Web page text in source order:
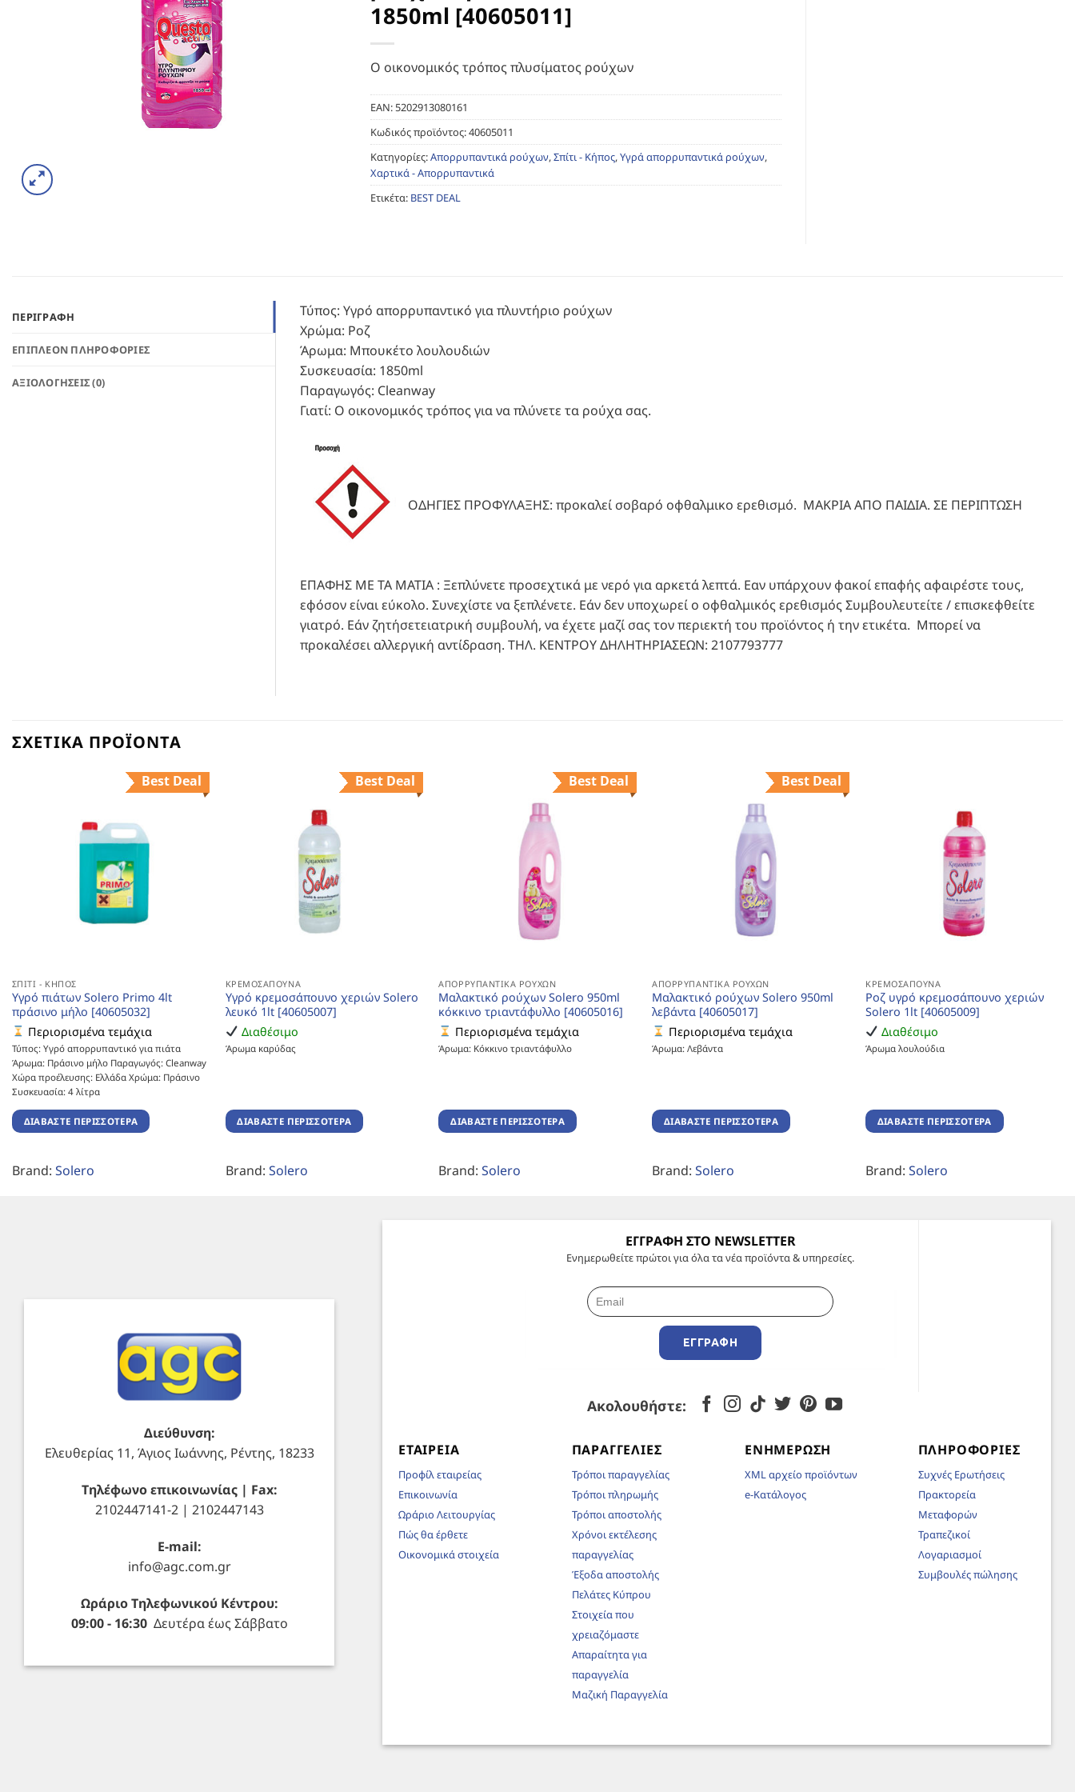
1850ml [40605011]
Ο οικονομικός τρόπος πλυσίματος ρούχων
EAN:5202913080161
Κωδικός προϊόντος:40605011
Κατηγορίες:Απορρυπαντικά ρούχων,Σπίτι - Κήπος,Υγρά απορρυπαντικά ρούχων,
Χαρτικά - Απορρυπαντικά
Ετικέτα: BEST DEAL
ΠΕΡΙΓΡΑΦΉ
ΕΠΙΠΛΈΟΝ ΠΛΗΡΟΦΟΡΊΕΣ
ΑΞΙΟΛΟΓΉΣΕΙΣ (0)
Τύπος: Υγρό απορρυπαντικό για πλυντήριο ρούχων
Χρώμα: Ροζ
Άρωμα: Μπουκέτο λουλουδιών
Συσκευασία: 1850ml
Παραγωγός: Cleanway
Γιατί: Ο οικονομικός τρόπος για να πλύνετε τα ρούχα σας.
ΟΔΗΓΙΕΣ ΠΡΟΦΥΛΑΞΗΣ: προκαλεί σοβαρό οφθαλμικο ερεθισμό. ΜΑΚΡΙΑ ΑΠΟ ΠΑΙΔΙΑ. ΣΕ ΠΕΡΙΠΤΩΣΗ
ΕΠΑΦΗΣ ΜΕ ΤΑ ΜΑΤΙΑ : Ξεπλύνετε προσεχτικά με νερό για αρκετά λεπτά. Εαν υπάρχουν φακοί επαφής αφαιρέστε τους,
εφόσον είναι εύκολο. Συνεχίστε να ξεπλένετε. Εάν δεν υποχωρεί ο οφθαλμικός ερεθισμός Συμβουλευτείτε / επισκεφθείτε
γιατρό. Εάν ζητήσετειατρική συμβουλή, να έχετε μαζί σας τον περιεκτή του προϊόντος ή την ετικέτα. Μπορεί να
προκαλέσει αλλεργική αντίδραση. ΤΗΛ. ΚΕΝΤΡΟΥ ΔΗΛΗΤΗΡΙΑΣΕΩΝ: 2107793777
ΣΧΕΤΙΚΆ ΠΡΟΪΌΝΤΑ
Best Deal
ΣΠΊΤΙ - ΚΉΠΟΣ
Υγρό πιάτων Solero Primo 4lt
πράσινο μήλο [40605032]
Περιορισμένα τεμάχια
Τύπος: Υγρό απορρυπαντικό για πιάτα
Άρωμα: Πράσινο μήλο Παραγωγός: Cleanway
Χώρα προέλευσης: Ελλάδα Χρώμα: Πράσινο
Συσκευασία: 4 λίτρα
ΔΙΑΒΆΣΤΕ ΠΕΡΙΣΣΌΤΕΡΑ
Brand: Solero
Best Deal
ΚΡΕΜΟΣΆΠΟΥΝΑ
Υγρό κρεμοσάπουνο χεριών Solero
λευκό 1lt [40605007]
Διαθέσιμο
Άρωμα καρύδας
ΔΙΑΒΆΣΤΕ ΠΕΡΙΣΣΌΤΕΡΑ
Brand: Solero
Best Deal
ΑΠΟΡΡΥΠΑΝΤΙΚΆ ΡΟΎΧΩΝ
Μαλακτικό ρούχων Solero 950ml
κόκκινο τριαντάφυλλο [40605016]
Περιορισμένα τεμάχια
Άρωμα: Κόκκινο τριαντάφυλλο
ΔΙΑΒΆΣΤΕ ΠΕΡΙΣΣΌΤΕΡΑ
Brand:Solero
Best Deal
ΑΠΟΡΡΥΠΑΝΤΙΚΆ ΡΟΎΧΩΝ
Μαλακτικό ρούχων Solero 950ml
λεβάντα [40605017]
Περιορισμένα τεμάχια
Άρωμα: Λεβάντα
ΔΙΑΒΆΣΤΕ ΠΕΡΙΣΣΌΤΕΡΑ
Brand:Solero
ΚΡΕΜΟΣΆΠΟΥΝΑ
Ροζ υγρό κρεμοσάπουνο χεριών
Solero 1lt [40605009]
Διαθέσιμο
Άρωμα λουλούδια
ΔΙΑΒΆΣΤΕ ΠΕΡΙΣΣΌΤΕΡΑ
Brand: Solero
Διεύθυνση:
Ελευθερίας 11, Άγιος Ιωάννης, Ρέντης, 18233
Τηλέφωνο επικοινωνίας | Fax:
2102447141-2 | 2102447143
E-mail:
info@agc.com.gr
Ωράριο Τηλεφωνικού Κέντρου:
09:00 - 16:30Δευτέρα έως Σάββατο
ΕΓΓΡΑΦΗ ΣΤΟ NEWSLETTER
Ενημερωθείτε πρώτοι για όλα τα νέα προϊόντα & υπηρεσίες.
ΕΓΓΡΑΦΉ
Ακολουθήστε:
ΕΤΑΙΡΕΊΑ
Προφίλ εταιρείας
Επικοινωνία
Ωράριο Λειτουργίας
Πώς θα έρθετε
Οικονομικά στοιχεία
ΠΑΡΑΓΓΕΛΊΕΣ
Τρόποι παραγγελίας
Τρόποι πληρωμής
Τρόποι αποστολής
Χρόνοι εκτέλεσης
παραγγελίας
Έξοδα αποστολής
Πελάτες Κύπρου
Στοιχεία που
χρειαζόμαστε
Απαραίτητα για
παραγγελία
Μαζική Παραγγελία
ΕΝΗΜΈΡΩΣΗ
XML αρχείο προϊόντων
e-Κατάλογος
ΠΛΗΡΟΦΟΡΊΕΣ
Συχνές Ερωτήσεις
Πρακτορεία
Μεταφορών
Τραπεζικοί
Λογαριασμοί
Συμβουλές πώλησης